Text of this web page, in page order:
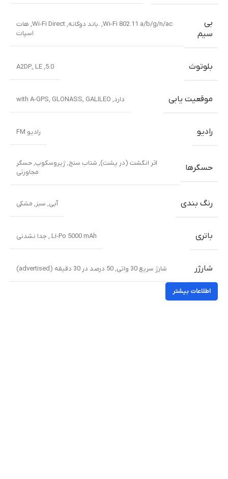
بی
سیم
Wi-Fi 802.11 a/b/g/n/ac, .باند دوگانه, Wi-Fi Direct, هات
اسپات
بلوتوث 5.0, A2DP., LE
موقعیت یابی دارد, with A-GPS, GLONASS, GALILEO
رادیو رادیو FM
حسگرها
اثر انگشت (در پشت), شتاب سنج, ژیروسکوپ, حسگر
مجاورتی
رنگ بندی آبی, سبز, مشکی
باتری Li-Po 5000 mAh., جدا نشدنی
شارژر شارژ سریع 30 واتی, 50 درصد در 30 دقیقه (advertised)
اطلاعات بیشتر